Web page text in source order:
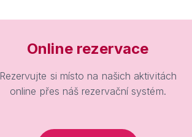
Online rezervace
Rezervujte si místo na našich aktivitách
online přes náš rezervační systém.